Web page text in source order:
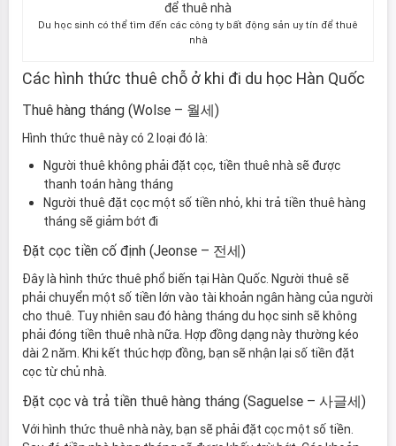
Du học sinh có thể tìm đến các công ty bất động sản uy tín để thuê
nhà
Các hình thức thuê chỗ ở khi đi du học Hàn Quốc
Thuê hàng tháng (Wolse – 월세)
Hình thức thuê này có 2 loại đó là:
Người thuê không phải đặt cọc, tiền thuê nhà sẽ được
thanh toán hàng tháng
Người thuê đặt cọc một số tiền nhỏ, khi trả tiền thuê hàng
tháng sẽ giảm bớt đi
Đặt cọc tiền cố định (Jeonse – 전세)
Đây là hình thức thuê phổ biến tại Hàn Quốc. Người thuê sẽ
phải chuyển một số tiền lớn vào tài khoản ngân hàng của người
cho thuê. Tuy nhiên sau đó hàng tháng du học sinh sẽ không
phải đóng tiền thuê nhà nữa. Hợp đồng dạng này thường kéo
dài 2 năm. Khi kết thúc hợp đồng, bạn sẽ nhận lại số tiền đặt
cọc từ chủ nhà.
Đặt cọc và trả tiền thuê hàng tháng (Saguelse – 사글세)
Với hình thức thuê nhà này, bạn sẽ phải đặt cọc một số tiền.